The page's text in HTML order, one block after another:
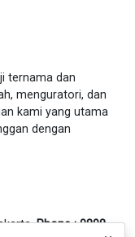
ternama dan
menguratori, dan
kami yang utama
dengan
Phone : 0898